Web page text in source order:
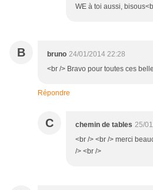
WE à toi aussi,
B bruno 24/01/2014 22:28
<br /> Bravo pour toutes ces
Répondre
C chemin de tables 25/
<br /> <br /> merci
/> <br />